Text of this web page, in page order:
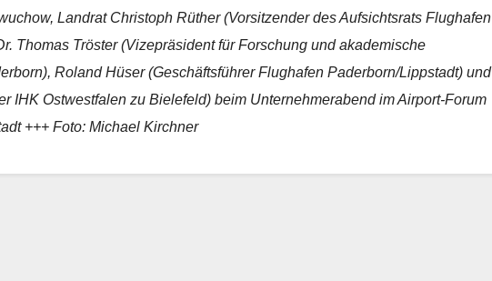
Landrat Christoph Rüther (Vorsitzender des Aufsichtsrats Flughafen
Thomas Tröster (Vizepräsident für Forschung und akademische
Roland Hüser (Geschäftsführer Flughafen Paderborn/Lippstadt) und
IHK Ostwestfalen zu Bielefeld) beim Unternehmerabend im Airport-Forum
+++ Foto: Michael Kirchner